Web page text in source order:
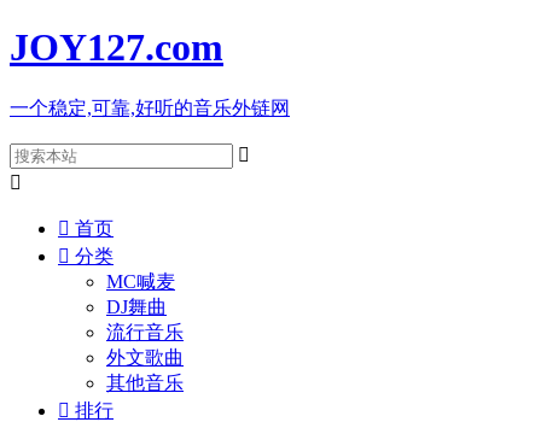
JOY127.com
一个稳定,可靠,好听的音乐外链网


 首页
 分类
MC喊麦
DJ舞曲
流行音乐
外文歌曲
其他音乐
 排行